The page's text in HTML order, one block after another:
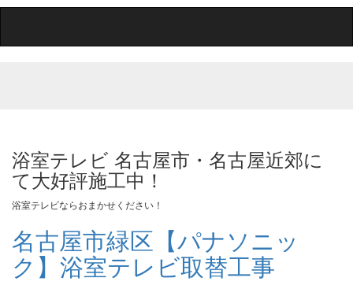
浴室テレビ 名古屋市・名古屋近郊に
て大好評施工中！
浴室テレビならおまかせください！
名古屋市緑区【パナソニッ
ク】浴室テレビ取替工事